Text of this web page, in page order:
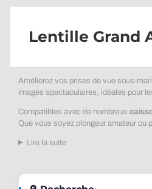
Lentille Grand
Améliorez vos prises de vue sous-
images spectaculaires, idéales pour
Compatibles avec de nombreux
Que vous soyez plongeur amateur ou
Lire la suite